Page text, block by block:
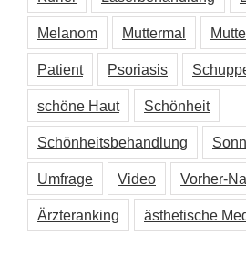
Melanom Muttermal
Patient Psoriasis
schöne Haut Schönheit
Schönheitsbehandlung
Umfrage Video Vorher-
Ärzteranking ästhetische